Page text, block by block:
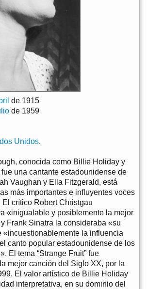
de 1915
de 1959
Unidos.
conocida como Billie Holiday y
una cantante estadounidense de
Vaughan y Ella Fitzgerald, está
más importantes e influyentes voces
crítico Robert Christgau
«inigualable y posiblemente la mejor
Frank Sinatra la consideraba «su
«incuestionablemente la influencia
canto popular estadounidense de los
El tema “Strange Fruit” fue
mejor canción del Siglo XX, por la
El valor artístico de Billie Holiday
interpretativa, en su dominio del